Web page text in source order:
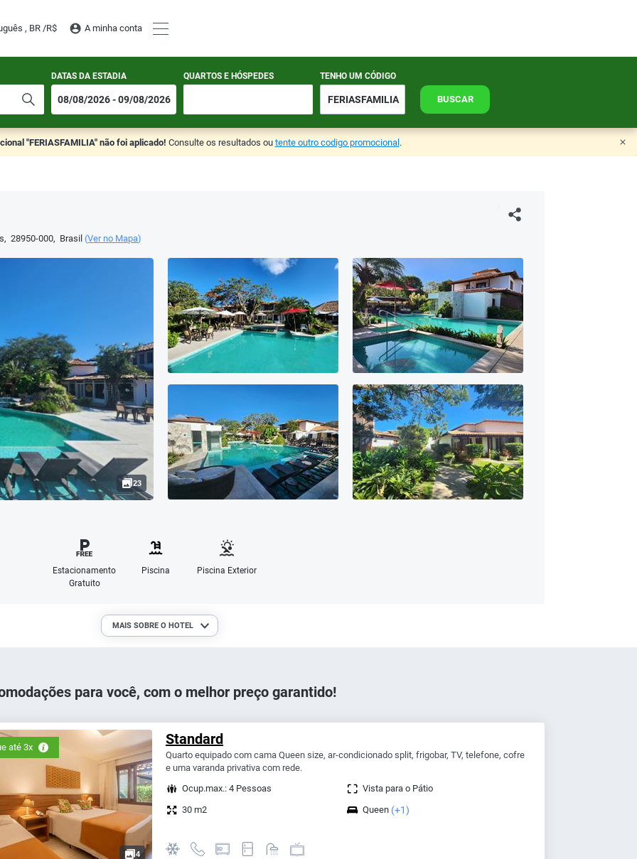
, BR /R$ A minha conta
DATAS DA ESTADIA QUARTOS E HÓSPEDES TENHO UM CÓDIGO
BUSCAR
"FERIASFAMILIA" não foi aplicado! Consulte os resultados ou tente outro codigo promocional.
, 28950-000, Brasil (Ver no Mapa)
23
Estacionamento
Gratuito
Piscina Piscina Exterior
MAIS SOBRE O HOTEL
para você, com o melhor preço garantido!
até 3x
4
Standard
Quarto equipado com cama Queen size, ar-condicionado split, frigobar, TV, telefone, cofre
e uma varanda privativa com rede.
Ocup.max.: 4 Pessoas
Vista para o Pátio
30 m2
Queen (+1)